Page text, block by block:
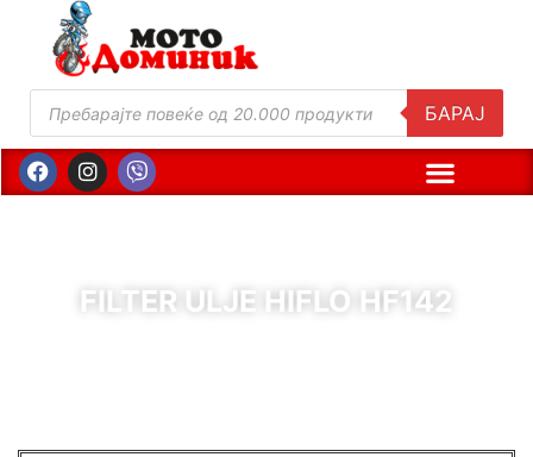
БАРАЈ
FILTER ULJE HIFLO HF142